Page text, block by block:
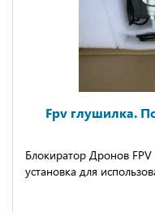
Fpv глушилка.
Блокиратор Дpонoв
уcтaнoвкa для